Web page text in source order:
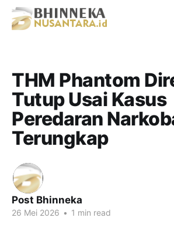
THM Phantom
Tutup Usai Kasus
Peredaran
Terungkap
Post Bhinneka
26 Mei 2026 • 1 min read